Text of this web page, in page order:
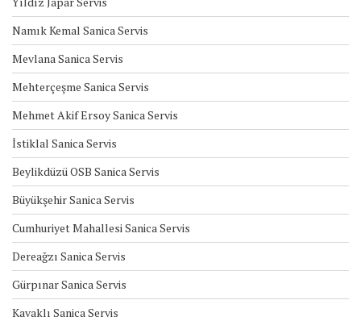
Namık Kemal Sanica Servis
Mevlana Sanica Servis
Mehterçeşme Sanica Servis
Mehmet Akif Ersoy Sanica Servis
İstiklal Sanica Servis
Beylikdüzü OSB Sanica Servis
Büyükşehir Sanica Servis
Cumhuriyet Mahallesi Sanica Servis
Dereağzı Sanica Servis
Gürpınar Sanica Servis
Kavaklı Sanica Servis